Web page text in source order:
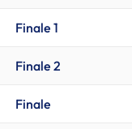
Finale 1
Finale 2
Finale